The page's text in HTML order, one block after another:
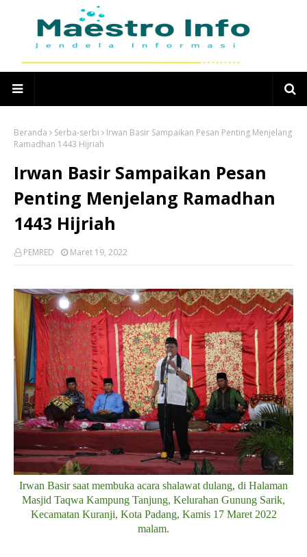
Beranda Serba-serbi
Irwan Basir Sampaikan Pesan Penting Menjelang
Ramadhan 1443 Hijriah
Irwan Basir Sampaikan Pesan
Penting Menjelang Ramadhan
1443 Hijriah
PEMRED Maret 19, 2022
Irwan Basir saat membuka acara shalawat dulang, di Halaman
Masjid Taqwa Kampung Tanjung, Kelurahan Gunung Sarik,
Kecamatan Kuranji, Kota Padang, Kamis 17 Maret 2022
malam.